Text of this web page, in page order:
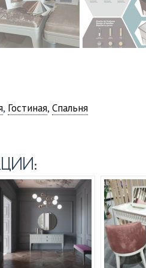
, Гостиная, Спальня